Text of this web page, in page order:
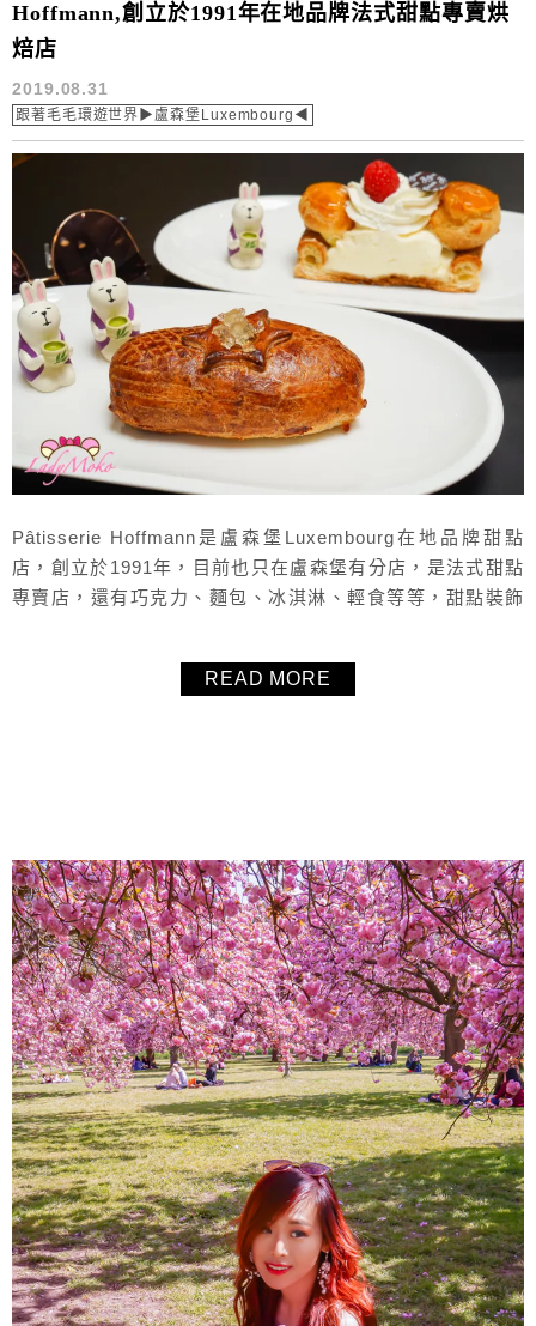
Hoffmann,創立於1991年在地品牌法式甜點專賣烘
焙店
2019.08.31
跟著毛毛環遊世界▶盧森堡Luxembourg◀
Pâtisserie Hoffmann是盧森堡Luxembourg在地品牌甜點
店，創立於1991年，目前也只在盧森堡有分店，是法式甜點
專賣店，還有巧克力、麵包、冰淇淋、輕食等等，甜點裝飾
READ MORE
About